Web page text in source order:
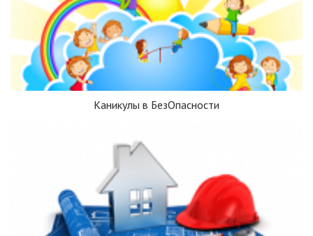
Каникулы в БезОпасности